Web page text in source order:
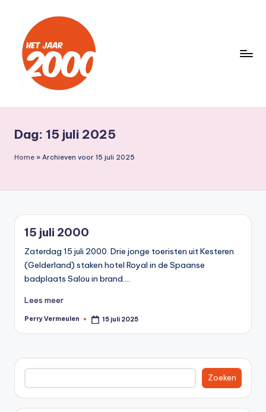
inhoud
t
J
r
2
0
0
0
lang
terug
naar
Dag: 15 juli 2025
Home » Archieven voor 15 juli 2025
15 juli 2000
Zaterdag 15 juli 2000. Drie jonge toeristen uit Kesteren
(Gelderland) staken hotel Royal in de Spaanse
badplaats Salou in brand.…
Lees meer
Geplaatst
Perry Vermeulen 15 juli 2025
Zoeken
Zoeken